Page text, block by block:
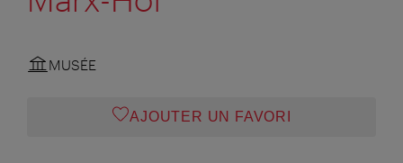
MUSÉE
AJOUTER UN FAVORI